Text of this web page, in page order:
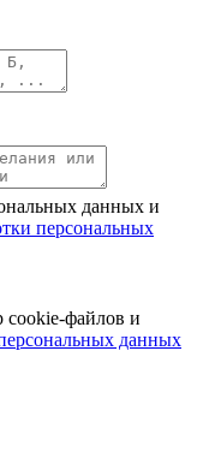
данных и
персональных
cookie-файлов и
данных